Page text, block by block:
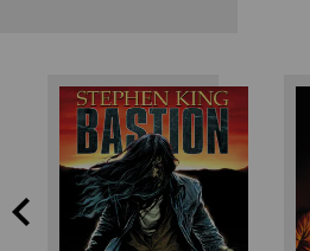
Stephen King